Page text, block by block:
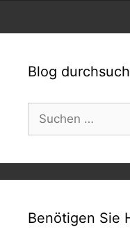
Blog
nach:
Benötigen Sie